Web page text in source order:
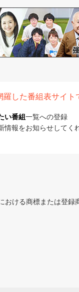
した番組表サイト
い番組 一覧への登録
情報をお知らせしてく
ける商標または登録